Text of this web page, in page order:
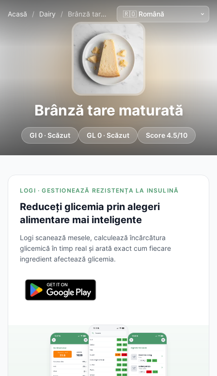
Acasă / Dairy / Brânză tare maturată
Brânză tare maturată
GI 0 · Scăzut GL 0 · Scăzut Score 4.5/10
LOGI · GESTIONEAZĂ REZISTENȚA LA INSULINĂ
Reduceți glicemia prin alegeri
alimentare mai inteligente
Logi scanează mesele, calculează încărcătura
glicemică în timp real și arată exact cum fiecare
ingredient afectează glicemia.